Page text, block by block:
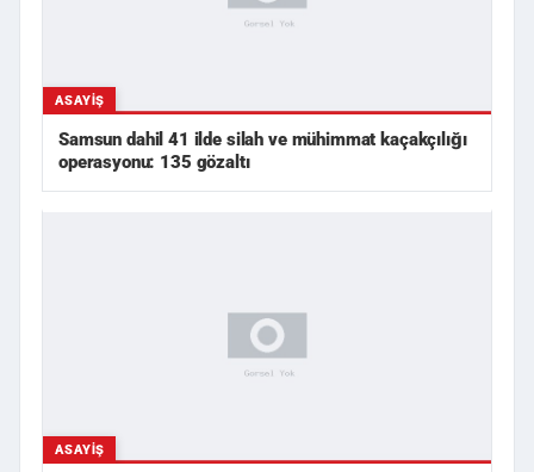
ASAYIŞ
Samsun dahil 41 ilde silah ve mühimmat kaçakçılığı
operasyonu: 135 gözaltı
ASAYIŞ